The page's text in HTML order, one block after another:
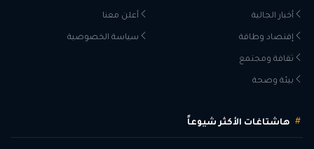
أخبار الجالية
إقتصاد وطاقة
ثقافة ومجتمع
بيئة وصحة
أعلن معنا
سياسة الخصوصية
هاشتاغات الأكثر شيوعاً